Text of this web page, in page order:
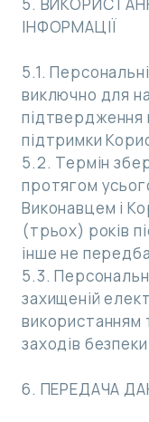
ІНФОРМАЦІЇ
5.1.
виключно для
підтвердження
підтримки
5.2. Термін
протягом
Виконавцем і
(трьох) років
інше не
5.3.
захищеній
використанням
заходів
6. ПЕРЕДАЧА